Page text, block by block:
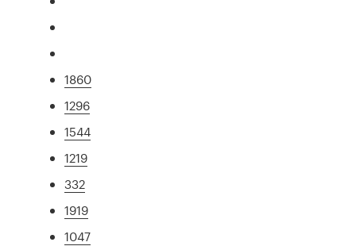
1860
1296
1544
1219
332
1919
1047